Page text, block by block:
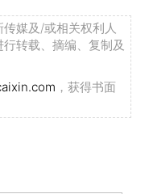
媒及/或相关权利人
转载、摘编、复制及
，获得书面